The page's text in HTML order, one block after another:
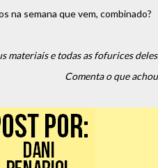
na semana que vem, combinado?
materiais e todas as fofurices
Comenta o que